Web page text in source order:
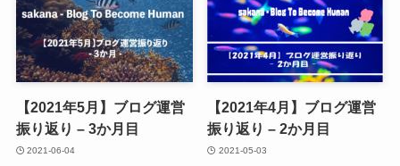
【2021年5月】ブログ運営
振り返り – 3か月目
2021-06-04
【2021年4月】ブログ運営
振り返り – 2か月目
2021-05-03